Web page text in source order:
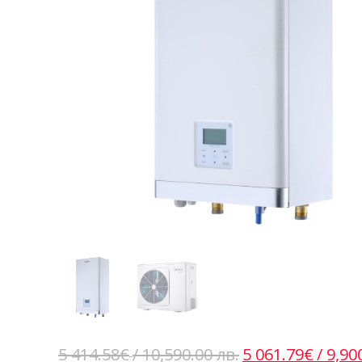
5 414.58€/ 10,590.00 лв.Original
5 061.79€/